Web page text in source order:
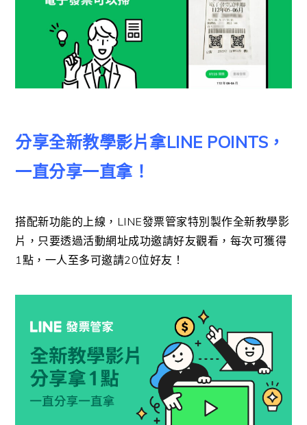
分享全新教學影片拿LINE POINTS，
一直分享一直拿！
搭配新功能的上線，LINE發票管家特別製作全新教學影
片，只要透過活動網址成功邀請好友觀看，每次可獲得
1點，一人至多可邀請20位好友！